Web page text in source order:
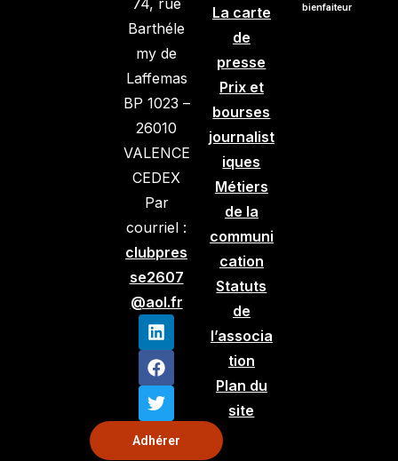
74, rue
Barthéle
my de
Laffemas
BP 1023 –
26010
VALENCE
CEDEX
Par
courriel :
clubpres
se2607
@aol.fr
Adhérer
La carte
de
presse
Prix et
bourses
journalist
iques
Métiers
de la
communi
cation
Statuts
de
l’associa
tion
Plan du
site
bienfaiteur